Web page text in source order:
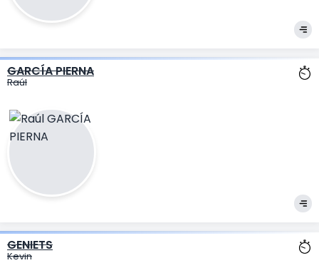
GARCÍA PIERNA
Raúl
GENIETS
Kevin